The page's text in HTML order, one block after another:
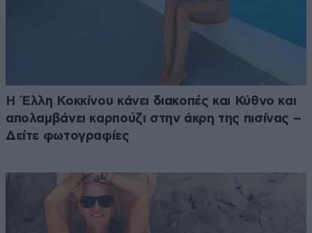
Η Έλλη Κοκκίνου κάνει διακοπές και Κύθνο και
απολαμβάνει καρπούζι στην άκρη της πισίνας –
Δείτε φωτογραφίες